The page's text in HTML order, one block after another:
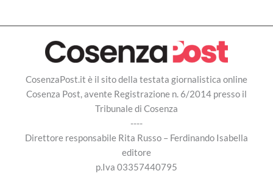
CosenzaPost.it è il sito della testata giornalistica online
Cosenza Post, avente Registrazione n. 6/2014 presso il
Tribunale di Cosenza
----
Direttore responsabile Rita Russo – Ferdinando Isabella
editore
p.Iva 03357440795